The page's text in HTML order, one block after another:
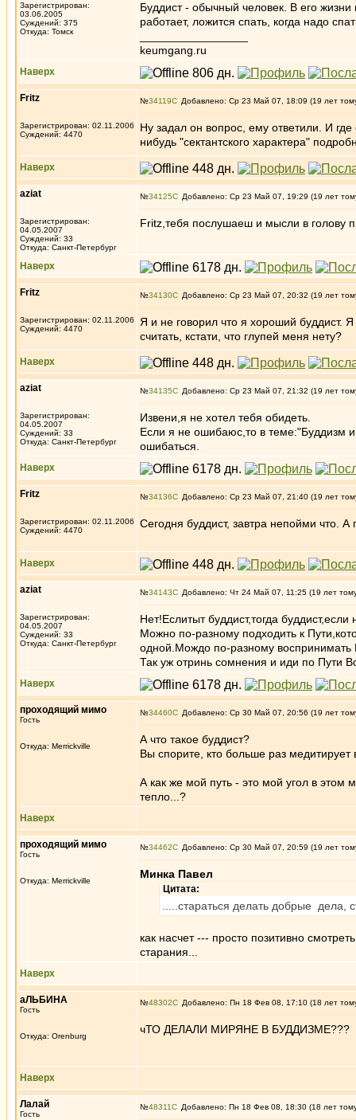
Зарегистрирован:
03.06.2005
Суждений: 375
Откуда: Томск
Буддист - обычный человек. В его жизни
работает, ложится спать, когда надо
keumgang.ru
Наверх
Fritz
Зарегистрирован: 02.11.2006
Суждений: 4470
№34119 Добавлено: Ср 23 Май 07, 18:09 (19 лет
Ну задал он вопрос, ему ответили. И
нибудь "сектантского характера"
Наверх
aziat
Зарегистрирован:
04.05.2007
Суждений: 33
Откуда: Санкт-Петербург
№34125 Добавлено: Ср 23 Май 07, 19:29 (19 лет
Fritz,тебя послушаеш и мысли в голову
Наверх
Fritz
Зарегистрирован: 02.11.2006
Суждений: 4470
№34130 Добавлено: Ср 23 Май 07, 20:32 (19 лет
Я и не говорил что я хороший буддист.
считать, кстати, что глупей меня нету?
Наверх
aziat
Зарегистрирован:
04.05.2007
Суждений: 33
Откуда: Санкт-Петербург
№34135 Добавлено: Ср 23 Май 07, 21:32 (19 лет
Извени,я не хотел тебя обидеть.
Если я не ошибаюс,то в теме:"Буддизм и
ошибаться.
Наверх
Fritz
Зарегистрирован: 02.11.2006
Суждений: 4470
№34136 Добавлено: Ср 23 Май 07, 21:40 (19 лет
Сегодня буддист, завтра непойми что.
Наверх
aziat
Зарегистрирован:
04.05.2007
Суждений: 33
Откуда: Санкт-Петербург
№34143 Добавлено: Чт 24 Май 07, 11:25 (19 лет
Нет!Еслитыт буддист,тогда буддист,если
Можно по-разному подходить к
одной.Мождо по-разному воспринимать
Так уж отринь сомнения и иди по Пути
Наверх
проходящий мимо
Гость
Откуда: Merrickville
№34460 Добавлено: Ср 30 Май 07, 20:56 (19 лет
А что такое буддист?
Вы спорите, кто больше раз медитирует
А как же мой путь - это мой угол в этом
тепло...?
Наверх
проходящий мимо
Гость
Откуда: Merrickville
№34462 Добавлено: Ср 30 Май 07, 20:59 (19 лет
Минка Павел
Цитата:
.....стараться делать добрые дела,
как насчет --- просто позитивно
старания...
Наверх
аЛЬБИНА
Гость
Откуда: Orenburg
№48302 Добавлено: Пн 18 Фев 08, 17:10 (18 лет
чТО ДЕЛАЛИ МИРЯНЕ В БУДДИЗМЕ???
Наверх
Лалай
Гость
№48311 Добавлено: Пн 18 Фев 08, 18:30 (18 лет